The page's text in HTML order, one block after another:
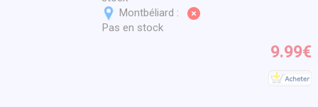
Montbéliard :
Pas en stock
9.99€